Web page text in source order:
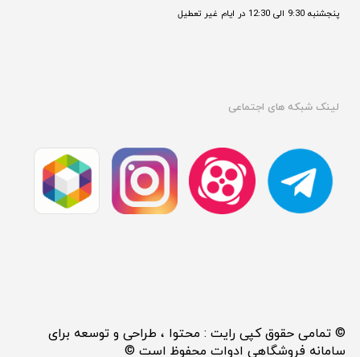
پنجشنبه 9:30 الی 12:30 در ایام غیر تعطیل
لینک شبکه های اجتماعی
© تمامی حقوق کپی رایت : محتوا ، طراحی و توسعه برای
سامانه فروشگاهی ادوات محفوظ است ©